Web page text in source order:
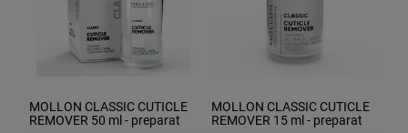
MOLLON CLASSIC CUTICLE
REMOVER 50 ml - preparat
MOLLON CLASSIC CUTICLE
REMOVER 15 ml - preparat